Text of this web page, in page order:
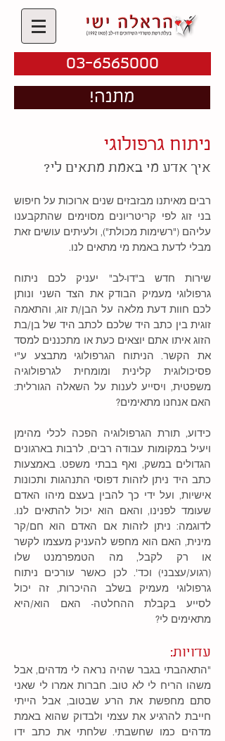
03-6565000
!מתנה
ניתוח גרפולוגי
איך אדע מי באמת מתאים לי?
רבים מאיתנו מבזבזים שנים ארוכות על חיפוש
בני זוג לפי קריטריונים מסוימים שהתקבענו
עליהם ("רשימות מכולת"), ולעיתים עושים זאת
מבלי לדעת באמת מי מתאים לנו.
שירות חדש ב"דו-לב" יעניק לכם ניתוח
גרפולוגי מעמיק הבודק את הצד השני ונותן
לכם חוות דעת מלאה על הבן/ת זוג, והתאמה
זוגית בין כתב היד שלכם לכתב היד של בן/בת
הזוג איתו אתם יוצאים כעת או מתכננים למסד
את הקשר. הניתוח הגרפולוגי מתבצע ע"י
פסיכולוגית קלינית ומומחית לגרפולוגיה
משפטית, ויסייע לענות על השאלה הגורלית:
האם אנחנו מתאימים?
כידוע, תורת הגרפולוגיה הפכה לכלי מהימן
ויעיל במקומות עבודה רבים, לרבות בארגונים
הגדולים במשק, ואף בבתי משפט. באמצעות
כתב היד ניתן לזהות דפוסי התנהגות ותכונות
אישיות, ועל ידי כך להבין בעצם מיהו האדם
שעומד לפנינו, והאם הוא יכול להתאים לנו.
לדוגמה: ניתן לזהות אם האדם הוא חם/קר
מינית, האם הוא מחפש להעניק מעצמו לקשר
או רק לקבל, מה הטמפרמנט שלו
(רגוע/עצבני) וכד'. לכן כאשר עורכים ניתוח
גרפולוגי מעמיק בשלב ההיכרות, זה יכול
לסייע בקבלת ההחלטה- האם הוא/היא
מתאימים לי?
עדויות:
"התאהבתי בגבר שהיה נראה לי מדהים, אבל
משהו הריח לי לא טוב. חברות אמרו לי שאני
סתם מחפשת את הרע שבטוב, אבל הייתי
חייבת להרגיע את עצמי ולבדוק שהוא באמת
מדהים כמו שחשבתי. שלחתי את כתב ידו